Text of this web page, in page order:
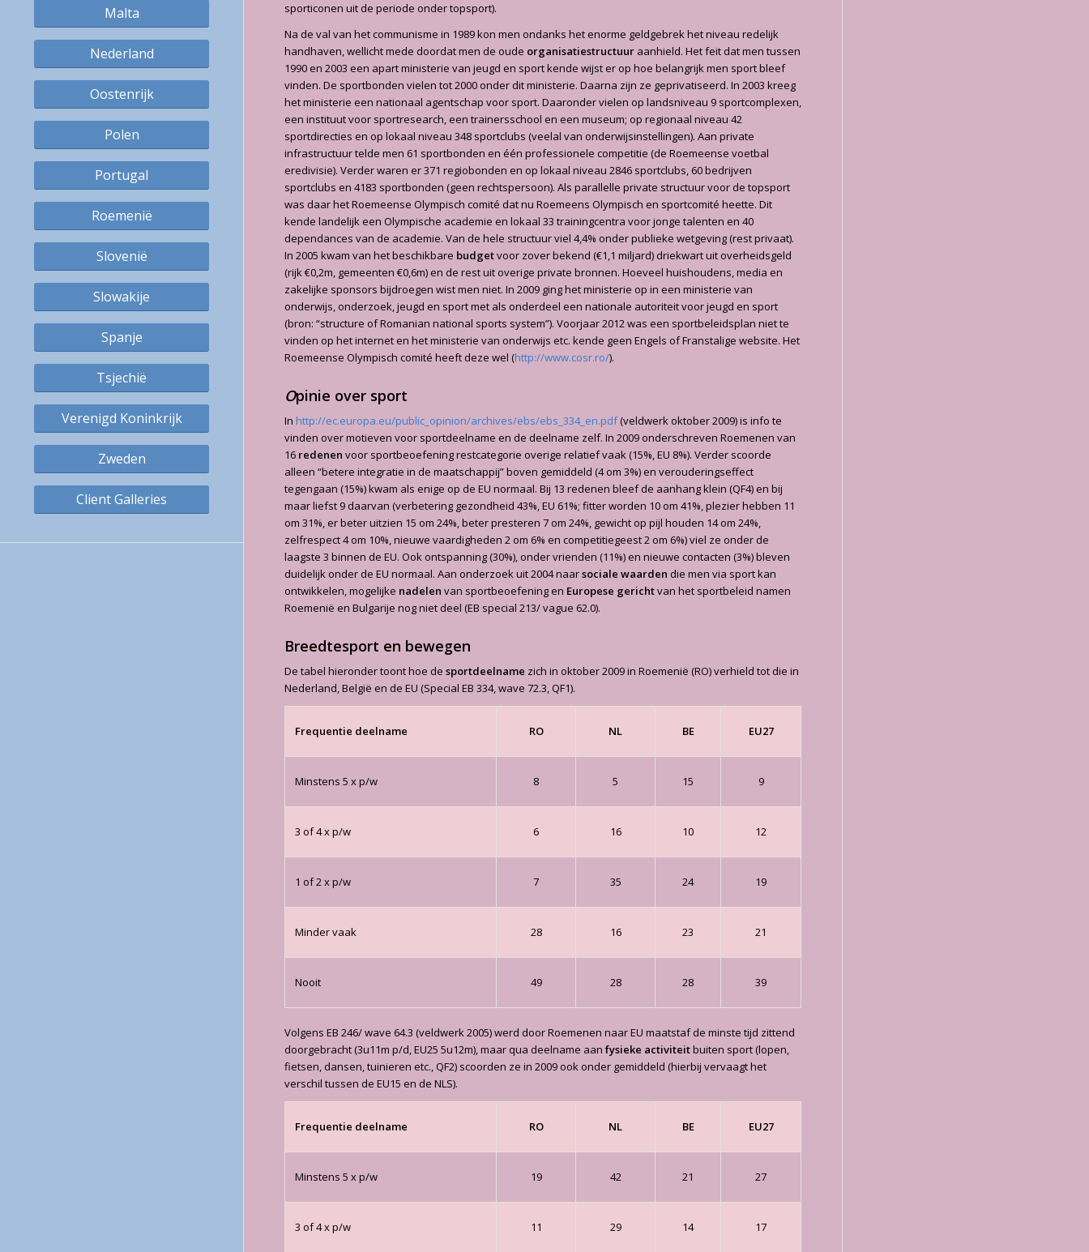
Malta
Nederland
Oostenrijk
Polen
Portugal
Roemenië
Slovenië
Slowakije
Spanje
Tsjechië
Verenigd Koninkrijk
Zweden
Client Galleries
sporticonen uit de periode onder topsport).
Na de val van het communisme in 1989 kon men ondanks het enorme geldgebrek het niveau redelijk
handhaven, wellicht mede doordat men de oude organisatiestructuur aanhield. Het feit dat men tussen
1990 en 2003 een apart ministerie van jeugd en sport kende wijst er op hoe belangrijk men sport bleef
vinden. De sportbonden vielen tot 2000 onder dit ministerie. Daarna zijn ze geprivatiseerd. In 2003 kreeg
het ministerie een nationaal agentschap voor sport. Daaronder vielen op landsniveau 9 sportcomplexen,
een instituut voor sportresearch, een trainersschool en een museum; op regionaal niveau 42
sportdirecties en op lokaal niveau 348 sportclubs (veelal van onderwijsinstellingen). Aan private
infrastructuur telde men 61 sportbonden en één professionele competitie (de Roemeense voetbal
eredivisie). Verder waren er 371 regiobonden en op lokaal niveau 2846 sportclubs, 60 bedrijven
sportclubs en 4183 sportbonden (geen rechtspersoon). Als parallelle private structuur voor de topsport
was daar het Roemeense Olympisch comité dat nu Roemeens Olympisch en sportcomité heette. Dit
kende landelijk een Olympische academie en lokaal 33 trainingcentra voor jonge talenten en 40
dependances van de academie. Van de hele structuur viel 4,4% onder publieke wetgeving (rest privaat).
In 2005 kwam van het beschikbare budgetvoor zover bekend (€1,1 miljard) driekwart uit overheidsgeld
(rijk €0,2m, gemeenten €0,6m) en de rest uit overige private bronnen. Hoeveel huishoudens, media en
zakelijke sponsors bijdroegen wist men niet. In 2009 ging het ministerie op in een ministerie van
onderwijs, onderzoek, jeugd en sport met als onderdeel een nationale autoriteit voor jeugd en sport
(bron: “structure of Romanian national sports system”). Voorjaar 2012 was een sportbeleidsplan niet te
vinden op het internet en het ministerie van onderwijs etc. kende geen Engels of Franstalige website. Het
Roemeense Olympisch comité heeft deze wel (http://www.cosr.ro/).
Opinie over sport
In http://ec.europa.eu/public_opinion/archives/ebs/ebs_334_en.pdf(veldwerk oktober 2009) is info te
vinden over motieven voor sportdeelname en de deelname zelf. In 2009 onderschreven Roemenen van
16 redenen voor sportbeoefening restcategorie overige relatief vaak (15%, EU 8%). Verder scoorde
alleen “betere integratie in de maatschappij” boven gemiddeld (4 om 3%) en verouderingseffect
tegengaan (15%) kwam als enige op de EU normaal. Bij 13 redenen bleef de aanhang klein (QF4) en bij
maar liefst 9 daarvan (verbetering gezondheid 43%, EU 61%; fitter worden 10 om 41%, plezier hebben 11
om 31%, er beter uitzien 15 om 24%, beter presteren 7 om 24%, gewicht op pijl houden 14 om 24%,
zelfrespect 4 om 10%, nieuwe vaardigheden 2 om 6% en competitiegeest 2 om 6%) viel ze onder de
laagste 3 binnen de EU. Ook ontspanning (30%), onder vrienden (11%) en nieuwe contacten (3%) bleven
duidelijk onder de EU normaal. Aan onderzoek uit 2004 naarsociale waarden die men via sport kan
ontwikkelen, mogelijke nadelen van sportbeoefening en Europese gerichtvan het sportbeleid namen
Roemenië en Bulgarije nog niet deel (EB special 213/ vague 62.0).
Breedtesport en bewegen
De tabel hieronder toont hoe de sportdeelname zich in oktober 2009 in Roemenië (RO) verhield tot die in
Nederland, België en de EU (Special EB 334, wave 72.3, QF1).
Frequentie deelname RO NL BE EU27
Minstens 5 x p/w 8 5 15 9
3 of 4 x p/w 6 16 10 12
1 of 2 x p/w 7 35 24 19
Minder vaak 28 16 23 21
Nooit 49 28 28 39
Volgens EB 246/ wave 64.3 (veldwerk 2005) werd door Roemenen naar EU maatstaf de minste tijd zittend
doorgebracht (3u11m p/d, EU25 5u12m), maar qua deelname aan fysieke activiteitbuiten sport (lopen,
fietsen, dansen, tuinieren etc., QF2) scoorden ze in 2009 ook onder gemiddeld (hierbij vervaagt het
verschil tussen de EU15 en de NLS).
Frequentie deelname RO NL BE EU27
Minstens 5 x p/w 19 42 21 27
3 of 4 x p/w 11 29 14 17